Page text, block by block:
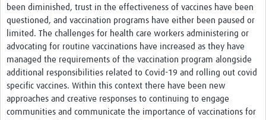
been diminished, trust in the effectiveness of vaccines have been
questioned, and vaccination programs have either been paused or
limited. The challenges for health care workers administering or
advocating for routine vaccinations have increased as they have
managed the requirements of the vaccination program alongside
additional responsibilities related to Covid-19 and rolling out covid
specific vaccines. Within this context there have been new
approaches and creative responses to continuing to engage
communities and communicate the importance of vaccinations for